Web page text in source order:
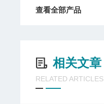
查看全部产品
相关文章
RELATED ARTICLES